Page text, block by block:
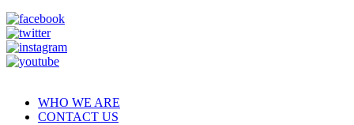
WHO WE ARE
CONTACT US